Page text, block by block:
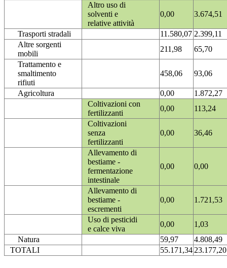
Altro uso di
solventi e
relative attività
0,00 3.674,51
Trasporti stradali 11.580,07 2.399,11
Altre sorgenti
mobili
211,98
65,70
Trattamento e
smaltimento
rifiuti
458,06 93,06
Agricoltura 0,00
1.872,27
Coltivazioni con
fertilizzanti
0,00
113,24
Coltivazioni
senza
fertilizzanti
0,00 36,46
Allevamento di
bestiame -
fermentazione
intestinale
0,00 0,00
Allevamento di
bestiame -
escrementi
0,00 1.721,53
Uso di pesticidi
e calce viva
0,00
1,03
Natura
59,97
4.808,49
TOTALI
55.171,3423.177,20